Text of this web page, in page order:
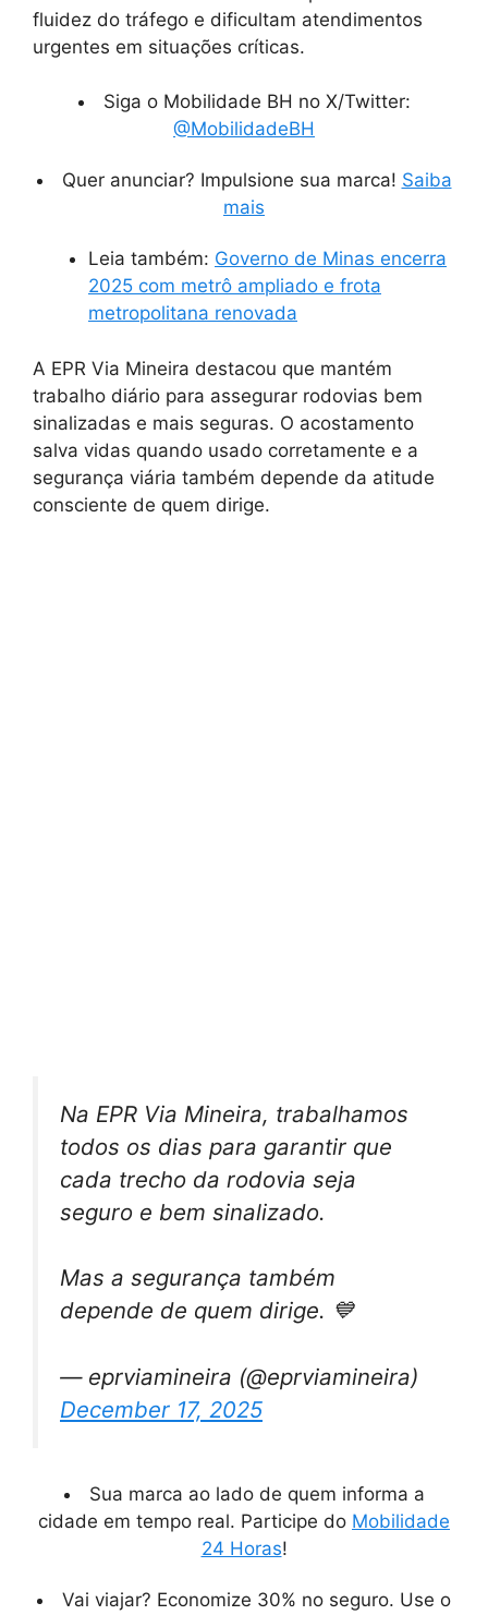
fluidez do tráfego e dificultam atendimentos
urgentes em situações críticas.
Siga o Mobilidade BH no X/Twitter:
@MobilidadeBH
Quer anunciar? Impulsione sua marca! Saiba
mais
Leia também: Governo de Minas encerra
2025 com metrô ampliado e frota
metropolitana renovada
A EPR Via Mineira destacou que mantém
trabalho diário para assegurar rodovias bem
sinalizadas e mais seguras. O acostamento
salva vidas quando usado corretamente e a
segurança viária também depende da atitude
consciente de quem dirige.
Na EPR Via Mineira, trabalhamos
todos os dias para garantir que
cada trecho da rodovia seja
seguro e bem sinalizado.
Mas a segurança também
depende de quem dirige. 💙
— eprviamineira (@eprviamineira)
December 17, 2025
Sua marca ao lado de quem informa a
cidade em tempo real. Participe do Mobilidade
24 Horas!
Vai viajar? Economize 30% no seguro. Use o